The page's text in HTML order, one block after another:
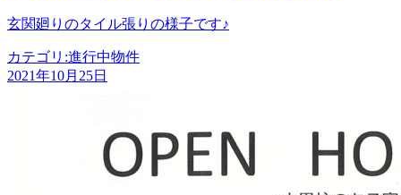
ビ
ゲ
ー
玄関廻りのタイル張りの様子です♪
カテゴリ:進行中物件
2021年10月25日